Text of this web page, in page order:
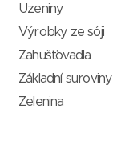
Uzeniny
Výrobky ze sóji
Zahušťovadla
Základní suroviny
Zelenina